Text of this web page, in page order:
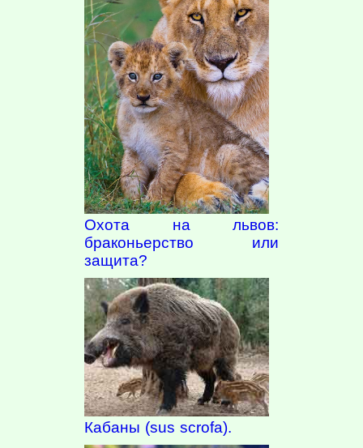
Охота на львов:
браконьерство или
защита?
Кабаны (sus scrofa).